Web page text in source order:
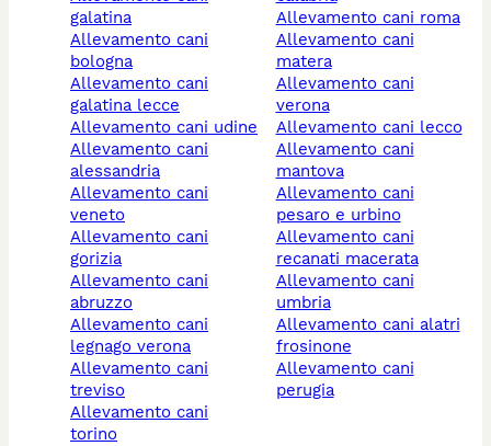
galatina
allevamento cani
bologna
allevamento cani
galatina lecce
allevamento cani udine
allevamento cani
alessandria
allevamento cani
veneto
allevamento cani
gorizia
allevamento cani
abruzzo
allevamento cani
legnago verona
allevamento cani
treviso
allevamento cani
torino
allevamento cani roma
allevamento cani
matera
allevamento cani
verona
allevamento cani lecco
allevamento cani
mantova
allevamento cani
pesaro e urbino
allevamento cani
recanati macerata
allevamento cani
umbria
allevamento cani alatri
frosinone
allevamento cani
perugia